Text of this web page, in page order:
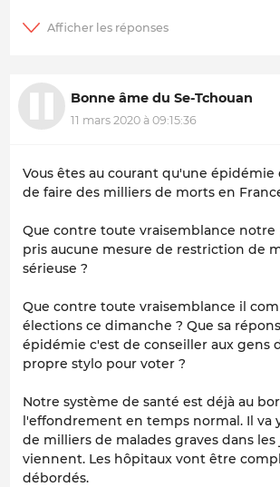
Bonne âme du Se-Tchouan
11 mars 2020 à 09:15:36
Vous êtes au courant qu'une épidémie
de faire des milliers de morts en
Que contre toute vraisemblance notre
pris aucune mesure de restriction de
sérieuse ?
Que contre toute vraisemblance il
élections ce dimanche ? Que sa
épidémie c'est de conseiller aux gens
propre stylo pour voter ?
Notre système de santé est déjà au
l'effondrement en temps normal. Il va
de milliers de malades graves dans les
viennent. Les hôpitaux vont être
débordés.